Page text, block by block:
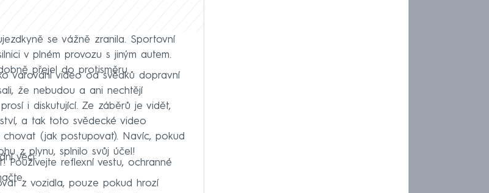
se vážně zranila. Sportovní
v plném provozu s jiným autem.
přejel do protisměru.
varování video od svědků dopravní
že nebudou a ani nechtějí
i diskutující. Ze záběrů je vidět,
a tak toto svědecké video
(jak postupovat). Navíc, pokud
z plynu, splnilo svůj účel!
věci:
Používejte reflexní vestu, ochranné
z vozidla, pouze pokud hrozí